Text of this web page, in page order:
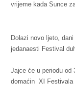
vrijeme kada Sunce
Dolazi novo ljeto,
jedanaesti Festival
Jajce će u periodu od
domaćin XI Festivala